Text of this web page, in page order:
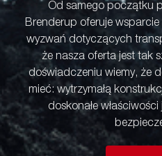
Od samego początku
Brenderup oferuje
wyzwań dotyczących
że nasza oferta jest tak
doświadczeniu wiemy, że
mieć: wytrzymałą
doskonałe